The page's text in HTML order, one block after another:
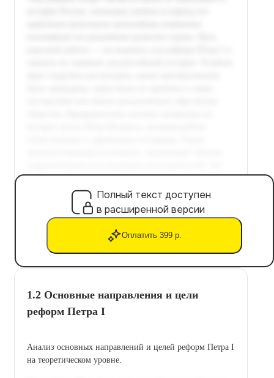
Полный текст доступен
в расширенной версии
Оплатить 399 р.
1.2 Основные направления и цели
реформ Петра I
Анализ основных направлений и целей реформ Петра I
на теоретическом уровне.